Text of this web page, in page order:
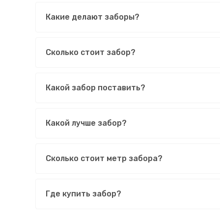
Какие делают заборы?
Сколько стоит забор?
Какой забор поставить?
Какой лучше забор?
Сколько стоит метр забора?
Где купить забор?